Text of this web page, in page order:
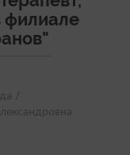
филиале
/